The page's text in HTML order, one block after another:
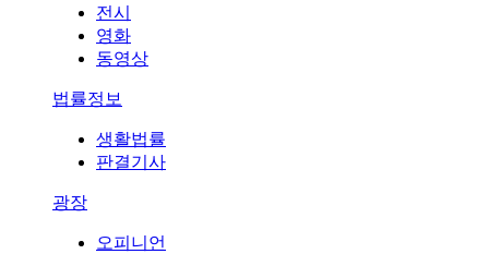
전시
영화
동영상
법률정보
생활법률
판결기사
광장
오피니언